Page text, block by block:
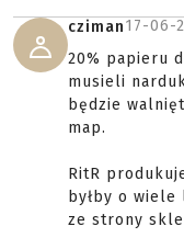
cziman17-06-
20% papieru
musieli
będzie
map.
RitR
byłby o
ze strony